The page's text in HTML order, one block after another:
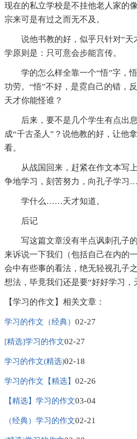
现在的私立学校是不挂他老人家的
宗来可是有过之而无不及。
说他书教的好，似乎只针对“天
学原则是：只可意会步能言传。
学的怎么样全靠一个“悟”字，悟
功劳。“悟”不好，是霓自己的错，
天才你能怪谁？
后来，要不是几个学生有点出息
成“千古圣人”？说他教的好，让他
看。
从战国回来，赶紧在作文本写上
争地学习，刻苦努力，向孔子学
学什么……天才知道。
后记
写这篇文章没有半点讽刺孔子的
来诉说一下我们（包括自己在内的
会中有些事的看法，绝无轻视孔子
想法，毕竟我们还是要“好好学习，
【学习的作文】相关文章：
学习的作文（经典） 02-27
[精选]学习的作文02-27
学习的作文(精选)02-18
学习的作文【精选】 02-26
【精选】学习的作文03-04
（经典）学习的作文02-21